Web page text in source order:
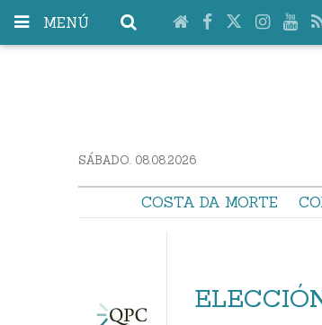
MENÚ
SÁBADO. 08.08.2026
COSTA DA MORTE